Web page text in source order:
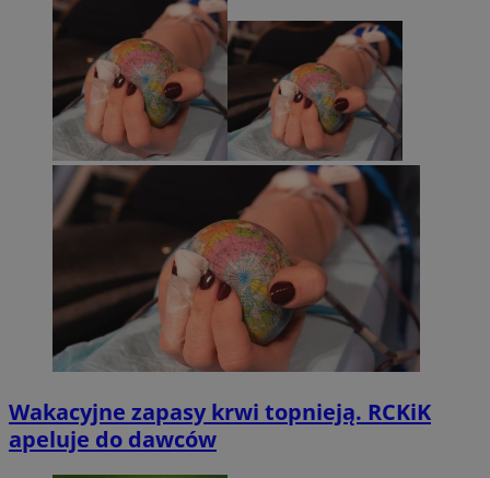
Wakacyjne zapasy krwi topnieją. RCKiK
apeluje do dawców